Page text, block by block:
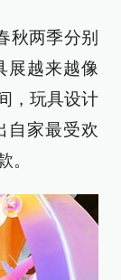
秋两季分别
展越来越像
，玩具设计
自家最受欢
。